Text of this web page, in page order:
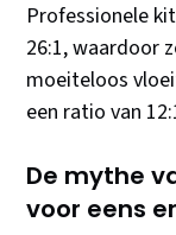
Professionele
26:1, waardoor
moeiteloos
een ratio van
De mythe
voor eens